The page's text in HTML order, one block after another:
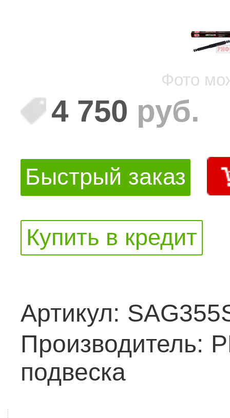
4 750 руб.
Быстрый заказ
Купить в кредит
Артикул:
Производитель:
подвеска
Фото